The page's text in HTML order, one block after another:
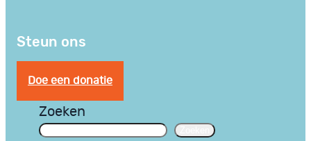
Steun ons
Doe een donatie
Zoeken